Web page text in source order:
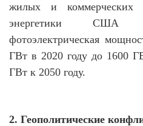
жилых и коммерческих
энергетики США
фотоэлектрическая
ГВт в 2020 году до 1600
ГВт к 2050 году.
2. Геополитические